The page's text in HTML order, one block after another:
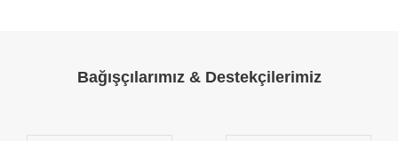
Bağışçılarımız & Destekçilerimiz